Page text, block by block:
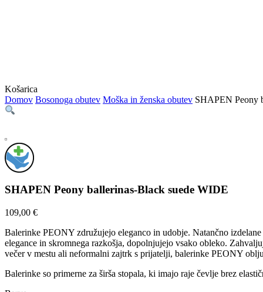
Košarica
Domov Bosonoga obutev Moška in ženska obutev SHAPEN Peony
SHAPEN Peony ballerinas-Black suede WIDE
109,00 €
Balerinke PEONY združujejo eleganco in udobje. Natančno
elegance in skromnega razkošja, dopolnjujejo vsako obleko.
večer v mestu ali neformalni zajtrk s prijatelji, balerinke PEONY
Balerinke so primerne za širša stopala, ki imajo raje čevlje brez